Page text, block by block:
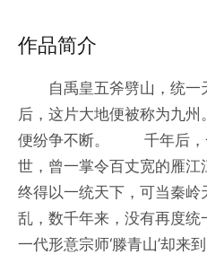
作品简介
自禹皇五斧劈山，统一
后，这片大地便被称为
便纷争不断。 千年后，
世，曾一掌令百丈宽的雁
终得以一统天下，可当秦
乱，数千年来，没有再
一代形意宗师‘滕青山’却